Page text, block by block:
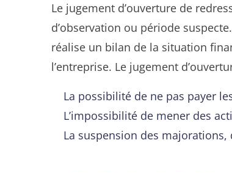
Le jugement d’ouverture de
d’observation ou période
réalise un bilan de la situation
l’entreprise. Le jugement
La possibilité de ne pas payer
L’impossibilité de mener des
La suspension des